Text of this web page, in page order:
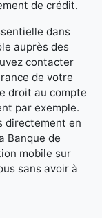
de crédit.
dans
auprès des
contacter
de votre
droit au compte
par exemple.
directement en
Banque de
mobile sur
sans avoir à